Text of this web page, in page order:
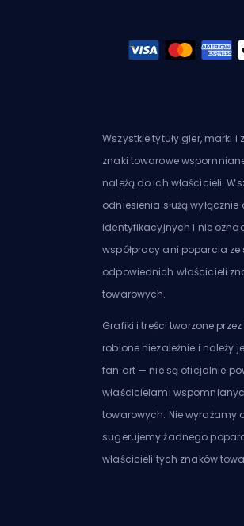
Wszystkie tytuły gier, marki i
znaki towarowe
należą do ich właścicieli.
odniesienia służą
identyfikacyjnych i nie
współpracy ani poparcia ze
odpowiednich właścicieli
towarowych.
Grafiki i treści tworzone
robione niezależnie i należy
fan art — nie są oficjalnie
właścicielami
towarowych. Nie wyrażamy
sugerujemy żadnego
właścicieli tych znaków